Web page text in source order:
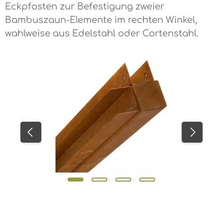
Eckpfosten zur Befestigung zweier
Bambuszaun-Elemente im rechten Winkel,
wahlweise aus Edelstahl oder Cortenstahl.
Bildergalerie überspringen